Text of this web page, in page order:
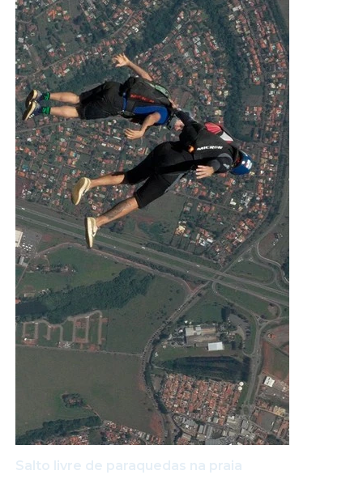
Salto livre de paraquedas na praia